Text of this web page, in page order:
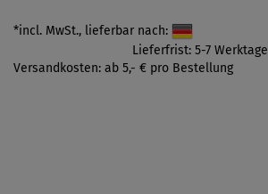
*incl. MwSt., lieferbar nach:
Lieferfrist: 5-7 Werktage
Versandkosten: ab 5,- € pro Bestellung